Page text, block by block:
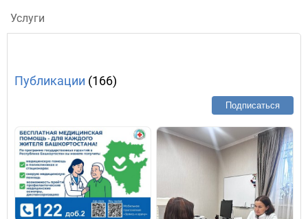
Услуги
Публикации (166)
Подписаться